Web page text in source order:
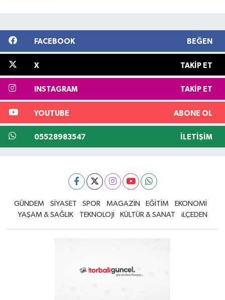
FACEBOOK BEĞEN
X TAKIP ET
INSTAGRAM TAKIP ET
YOUTUBE ABONE OL
05528983547 İLETIŞIM
GÜNDEM SİYASET SPOR MAGAZİN EĞİTİM
EKONOMİ
YAŞAM & SAĞLIK
TEKNOLOJİ KÜLTÜR & SANAT iLÇEDEN